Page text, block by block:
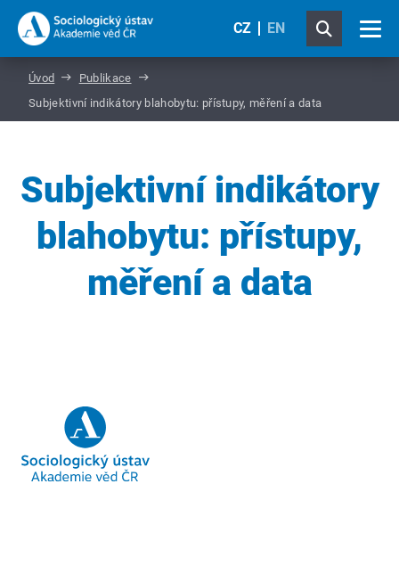
CZ EN
Úvod
Publikace
Subjektivní indikátory blahobytu: přístupy, měření a data
Subjektivní indikátory
blahobytu: přístupy,
měření a data